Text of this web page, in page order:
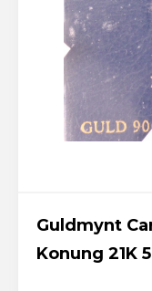
Guldmynt
Konung 21K